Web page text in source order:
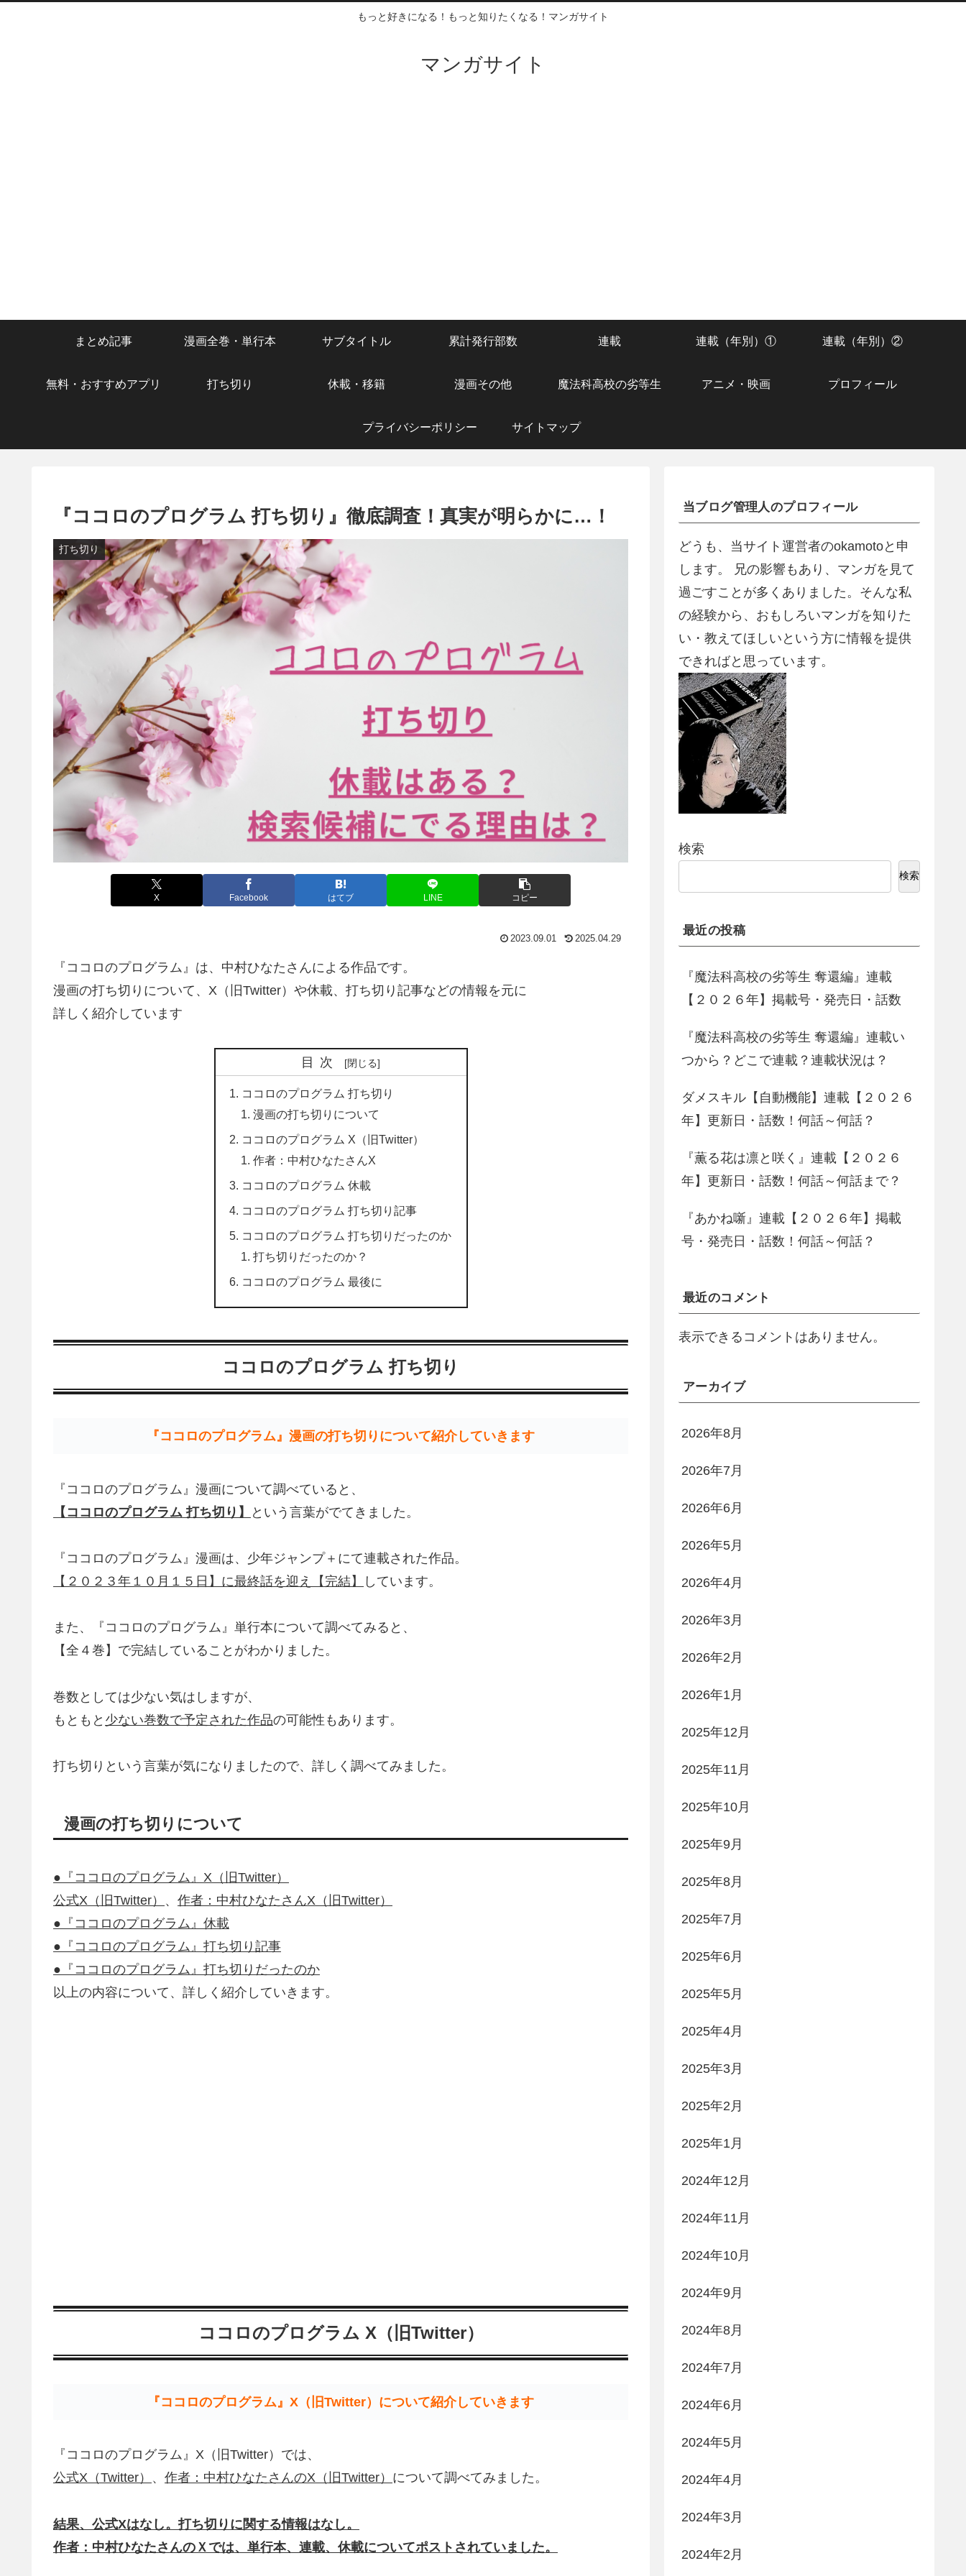
もっと好きになる！もっと知りたくなる！マンガサイト
マンガサイト
まとめ記事 漫画全巻・単行本 サブタイトル 累計発行部数 連載 連載（年別）① 連載（年別）②
無料・おすすめアプリ 打ち切り 休載・移籍 漫画その他 魔法科高校の劣等生 アニメ・映画 プロフィール
プライバシーポリシー サイトマップ
『ココロのプログラム 打ち切り』徹底調査！真実が明らかに…！
打ち切り
X Facebook はてブ LINE コピー
2023.09.01 2025.04.29
『ココロのプログラム』は、中村ひなたさんによる作品です。
漫画の打ち切りについて、X（旧Twitter）や休載、打ち切り記事などの情報を元に
詳しく紹介しています
目次
ココロのプログラム 打ち切り
漫画の打ち切りについて
ココロのプログラム X（旧Twitter）
作者：中村ひなたさんX
ココロのプログラム 休載
ココロのプログラム 打ち切り記事
ココロのプログラム 打ち切りだったのか
打ち切りだったのか？
ココロのプログラム 最後に
ココロのプログラム 打ち切り
『ココロのプログラム』漫画の打ち切りについて紹介していきます
『ココロのプログラム』漫画について調べていると、
【ココロのプログラム 打ち切り】
という言葉がでてきました。
『ココロのプログラム』漫画は、少年ジャンプ＋にて連載された作品。
【２０２３年１０月１５日】に最終話を迎え【完結】
しています。
また、『ココロのプログラム』単行本について調べてみると、
【全４巻】で完結していることがわかりました。
巻数としては少ない気はしますが、
もともと 少ない巻数で予定された作品の可能性もあります。
打ち切りという言葉が気になりましたので、詳しく調べてみました。
漫画の打ち切りについて
●『ココロのプログラム』X（旧Twitter）
公式X（旧Twitter） 、 作者：中村ひなたさんX（旧Twitter）
●『ココロのプログラム』休載
●『ココロのプログラム』打ち切り記事
●『ココロのプログラム』打ち切りだったのか
以上の内容について、詳しく紹介していきます。
ココロのプログラム X（旧Twitter）
『ココロのプログラム』X（旧Twitter）について紹介していきます
『ココロのプログラム』X（旧Twitter）では、
公式X（Twitter） 、 作者：中村ひなたさんのX（旧Twitter） について調べてみました。
結果、公式Xはなし。打ち切りに関する情報はなし。
作者：中村ひなたさんのＸでは、単行本、連載、休載についてポストされていました。
当ブログ管理人のプロフィール
どうも、当サイト運営者のokamotoと申
します。 兄の影響もあり、マンガを見て
過ごすことが多くありました。そんな私
の経験から、おもしろいマンガを知りた
い・教えてほしいという方に情報を提供
できればと思っています。
検索
検索
最近の投稿
『魔法科高校の劣等生 奪還編』連載
【２０２６年】掲載号・発売日・話数
『魔法科高校の劣等生 奪還編』連載い
つから？どこで連載？連載状況は？
ダメスキル【自動機能】連載【２０２６
年】更新日・話数！何話～何話？
『薫る花は凛と咲く』連載【２０２６
年】更新日・話数！何話～何話まで？
『あかね噺』連載【２０２６年】掲載
号・発売日・話数！何話～何話？
最近のコメント
表示できるコメントはありません。
アーカイブ
2026年8月
2026年7月
2026年6月
2026年5月
2026年4月
2026年3月
2026年2月
2026年1月
2025年12月
2025年11月
2025年10月
2025年9月
2025年8月
2025年7月
2025年6月
2025年5月
2025年4月
2025年3月
2025年2月
2025年1月
2024年12月
2024年11月
2024年10月
2024年9月
2024年8月
2024年7月
2024年6月
2024年5月
2024年4月
2024年3月
2024年2月